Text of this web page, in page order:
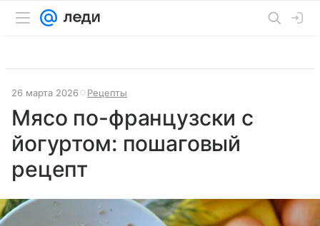
26 марта 2026 Рецепты
Мясо по-французски с
йогуртом: пошаговый
рецепт